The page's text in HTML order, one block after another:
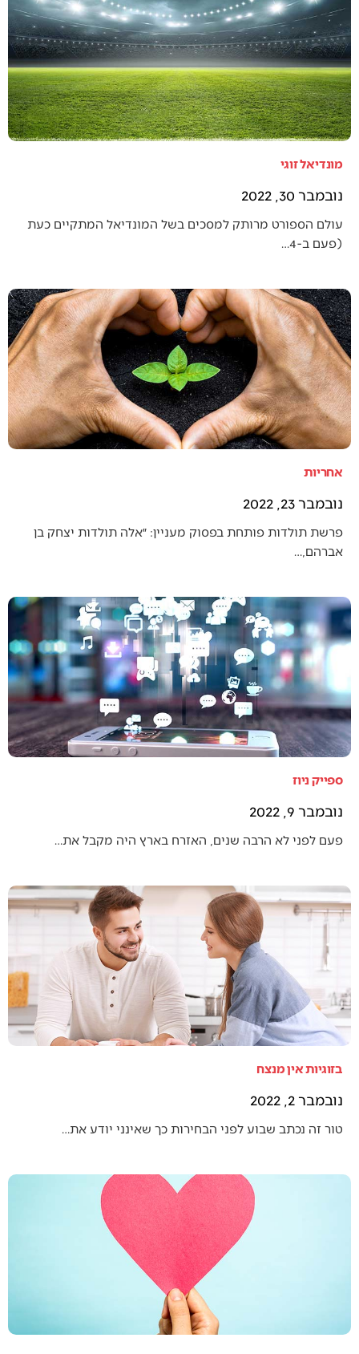
מונדיאל זוגי
נובמבר 30, 2022
עולם הספורט מרותק למסכים בשל המונדיאל המתקיים כעת
(פעם ב-4…
אחריות
נובמבר 23, 2022
פרשת תולדות פותחת בפסוק מעניין: ״אלה תולדות יצחק בן
אברהם,…
ספייק ניוז
נובמבר 9, 2022
פעם לפני לא הרבה שנים, האזרח בארץ היה מקבל את…
בזוגיות אין מנצח
נובמבר 2, 2022
טור זה נכתב שבוע לפני הבחירות כך שאינני יודע את…